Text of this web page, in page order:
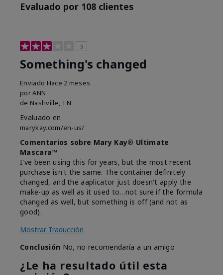
Evaluado por 108 clientes
3
Something's changed
Enviado Hace 2 meses
porANN
de Nashville, TN
Evaluado en
marykay.com/en-us/
Comentarios sobre Mary Kay® Ultimate
Mascara™
I've been using this for years, but the most recent
purchase isn't the same. The container definitely
changed, and the aaplicator just doesn't apply the
make-up as well as it used to…not sure if the formula
changed as well, but something is off (and not as
good).
Mostrar Traducción
Conclusión No, no recomendaría a un amigo
¿Le ha resultado útil esta